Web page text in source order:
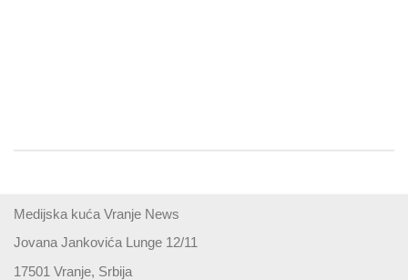
Medijska kuća Vranje News
Jovana Jankovića Lunge 12/11
17501 Vranje, Srbija